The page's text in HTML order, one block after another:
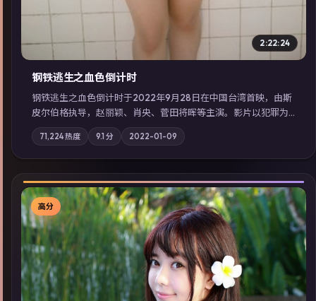
2:22:24
钢铁逃生之血色倒计时
钢铁逃生之血色倒计时于2022年9月28日在中国台湾首映，由斯
皮尔伯格执导，赵丽颖、肖央、菅田将晖等主演。影片以犯罪为
叙事主轴，失踪人口档案牵出跨国灰色产业链；摄影与配乐强化
地域气质；站内亦可通过「国产免费观看高清电视剧在线看」延
展检索同类型高分佳作，畅享高清在线追剧体验。
71,224热度 9.1 分 2022-01-09
▶
高分